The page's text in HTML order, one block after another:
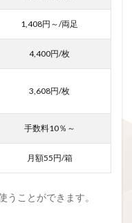
1,408円～/両足
4,400円/枚
3,608円/枚
手数料10％～
月額55円/箱
うことができます。